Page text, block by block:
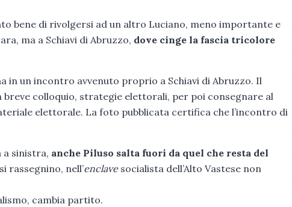
bene di rivolgersi ad un altro Luciano, meno importante e
ma a Schiavi di Abruzzo, dove cinge la fascia tricolore
un incontro avvenuto proprio a Schiavi di Abruzzo. Il
colloquio, strategie elettorali, per poi consegnare al
elettorale. La foto pubblicata certifica che l’incontro di
a sinistra, anche Piluso salta fuori da quel che resta del
si rassegnino, nell’enclavesocialista dell’Alto Vastese non
cambia partito.